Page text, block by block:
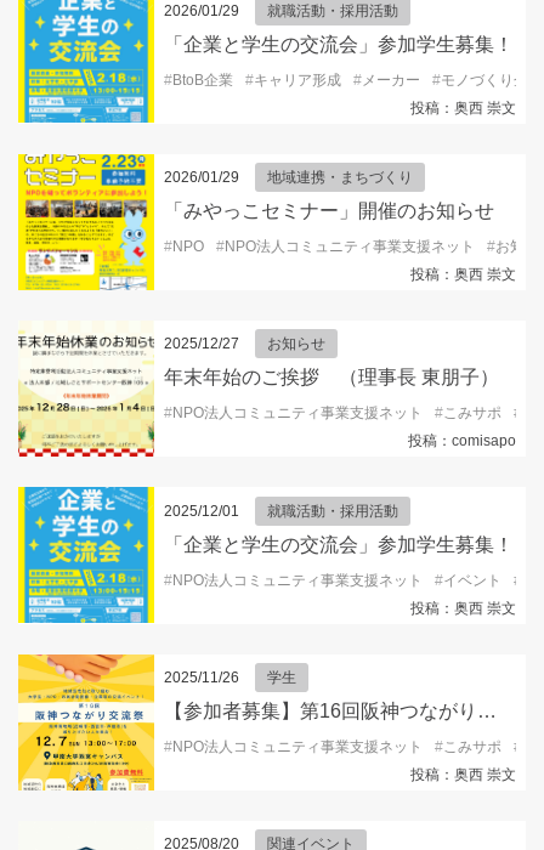
2026/01/29 就職活動・採用活動
「企業と学生の交流会」参加学生募集！
#BtoB企業 #キャリア形成 # メーカー #モノづくり企業
投稿：奥西 崇文
2026/01/29 地域連携・まちづくり
「みやっこセミナー」開催のお知らせ
#NPO #NPO法人コミュニティ事業支援ネット #お知ら
投稿：奥西 崇文
2025/12/27 お知らせ
年末年始のご挨拶 （理事長 東朋子）
#NPO法人コミュニティ事業支援ネット #こみサポ #
投稿：comisapo
2025/12/01 就職活動・採用活動
「企業と学生の交流会」参加学生募集！
#NPO法人コミュニティ事業支援ネット #イベント #
投稿：奥西 崇文
2025/11/26 学生
【参加者募集】第16回阪神つながり交流祭2025
#NPO法人コミュニティ事業支援ネット #こみサポ #
投稿：奥西 崇文
2025/08/20 関連イベント